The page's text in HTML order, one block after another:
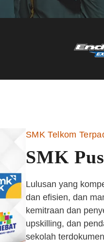
SMK Telkom
SMK
Lulusan yang
dan efisien, dan
kemitraan dan
upskilling, dan
sekolah